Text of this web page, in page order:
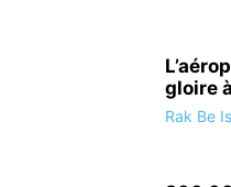
gloire
Rak Be